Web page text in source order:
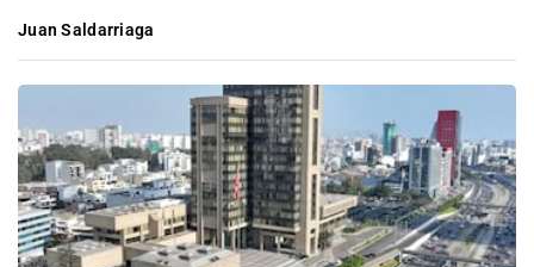
Juan Saldarriaga